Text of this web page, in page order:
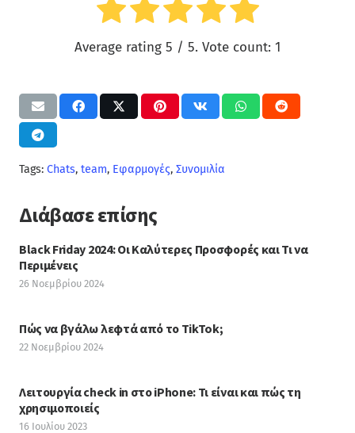
Average rating 5 / 5. Vote count: 1
Tags: Chats, team, Εφαρμογές, Συνομιλία
Διάβασε επίσης
Black Friday 2024: Οι Καλύτερες Προσφορές και Τι να
Περιμένεις
26 Νοεμβρίου 2024
Πώς να βγάλω λεφτά από το TikTok;
22 Νοεμβρίου 2024
Λειτουργία check in στο iPhone: Τι είναι και πώς τη
χρησιμοποιείς
16 Ιουλίου 2023